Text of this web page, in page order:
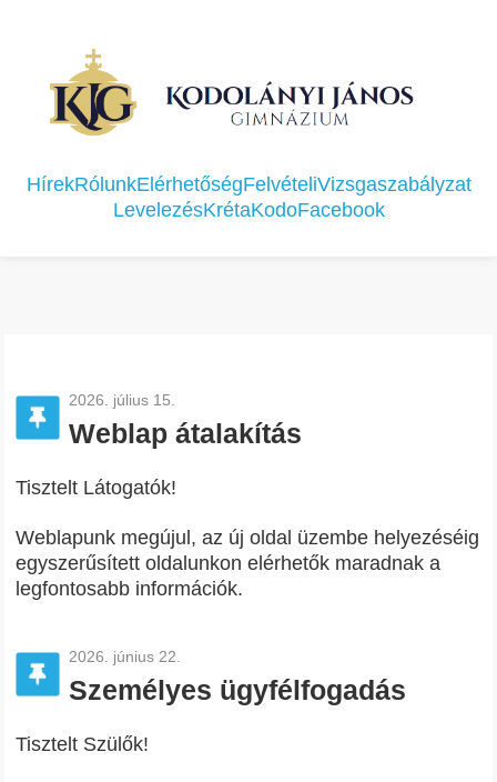
HírekRólunkElérhetőségFelvételiVizsgaszabályzat
LevelezésKrétaKodoFacebook
2026. július 15.
Weblap átalakítás
Tisztelt Látogatók!
Weblapunk megújul, az új oldal üzembe helyezéséig
egyszerűsített oldalunkon elérhetők maradnak a
legfontosabb információk.
2026. június 22.
Személyes ügyfélfogadás
Tisztelt Szülők!